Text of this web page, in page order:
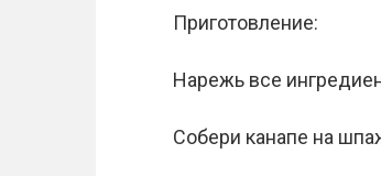
Приготовление:
Нарежь все
Собери канапе на